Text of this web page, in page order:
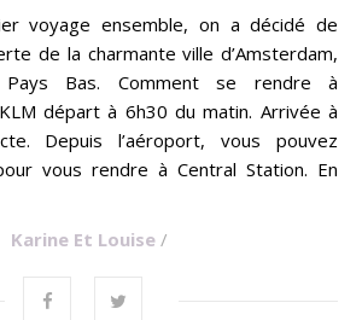
voyage ensemble, on a décidé de
de la charmante ville d’Amsterdam,
Bas. Comment se rendre à
départ à 6h30 du matin. Arrivée à
Depuis l’aéroport, vous pouvez
vous rendre à Central Station. En
Karine Et Louise /